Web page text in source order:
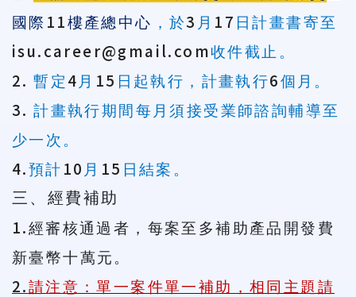
國際 11樓產總中心 ，於3 月 17 日計畫書寄至
isu.career@gmail.com收件截止。
2.暫定 4 月 15 日起執行，計畫執行6個月。
3.計畫執行期間每月須接受業師諮詢輔導至
少一次。
4.預計 10 月 15 日結案。
三、經費補助
1.經審核通過者，每案至多補助產品開發費
新臺幣十萬元。
2.請注意：單一案件單一補助，相同主題請